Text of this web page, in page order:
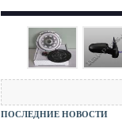
ПОСЛЕДНИЕ НОВОСТИ